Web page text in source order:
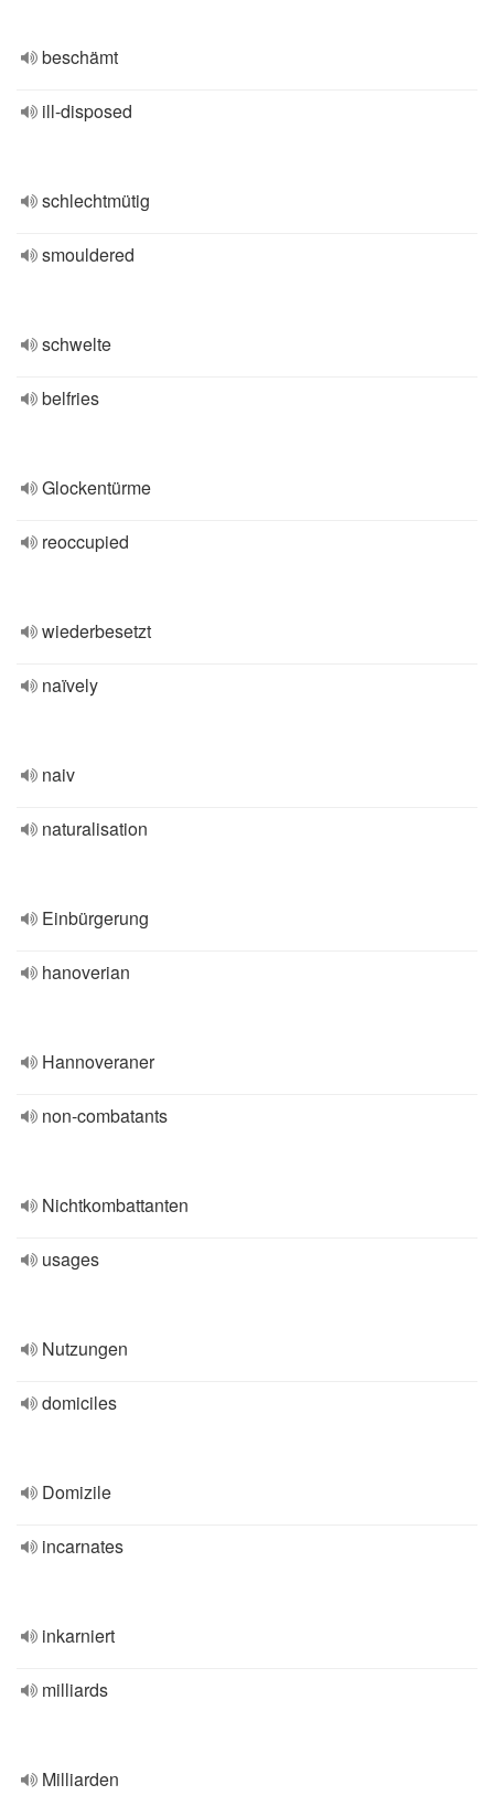
beschämt
ill-disposed
schlechtmütig
smouldered
schwelte
belfries
Glockentürme
reoccupied
wiederbesetzt
naïvely
naiv
naturalisation
Einbürgerung
hanoverian
Hannoveraner
non-combatants
Nichtkombattanten
usages
Nutzungen
domiciles
Domizile
incarnates
inkarniert
milliards
Milliarden